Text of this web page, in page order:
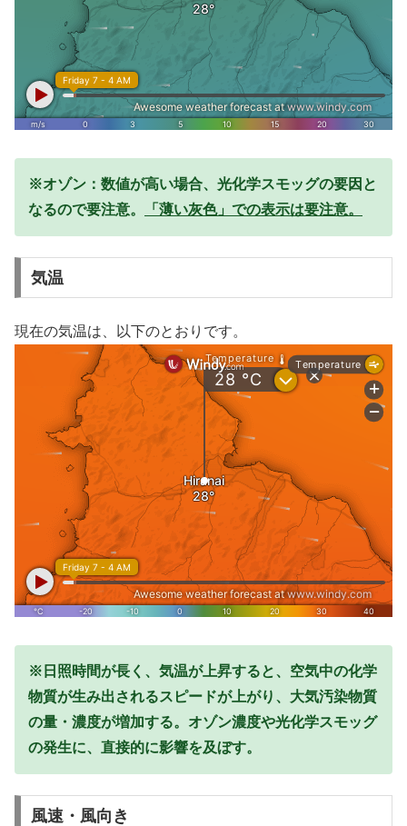
※オゾン：数値が高い場合、光化学スモッグの要因と
なるので要注意。
「薄い灰色」での表示は要注意。
気温
現在の気温は、以下のとおりです。
※日照時間が長く、気温が上昇すると、空気中の化学
物質が生み出されるスピードが上がり、大気汚染物質
の量・濃度が増加する。オゾン濃度や光化学スモッグ
の発生に、直接的に影響を及ぼす。
風速・風向き